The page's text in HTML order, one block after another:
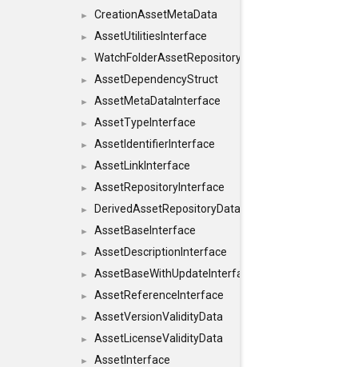
► CreationAssetMetaData
► AssetUtilitiesInterface
► WatchFolderAssetRepositoryInterface
► AssetDependencyStruct
► AssetMetaDataInterface
► AssetTypeInterface
► AssetIdentifierInterface
► AssetLinkInterface
► AssetRepositoryInterface
► DerivedAssetRepositoryDataInterface
► AssetBaseInterface
► AssetDescriptionInterface
► AssetBaseWithUpdateInterface
► AssetReferenceInterface
► AssetVersionValidityData
► AssetLicenseValidityData
► AssetInterface